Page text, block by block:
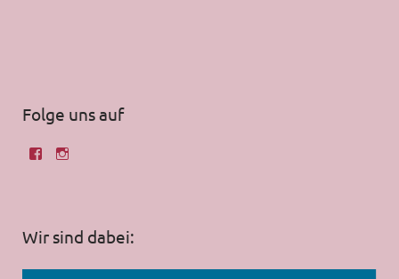
Folge uns auf
Wir sind dabei: